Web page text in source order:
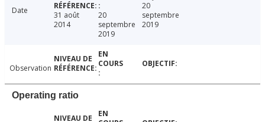
Date
31 août
2014
20
septembre
2019
20
septembre
2019
Observation
Operating ratio